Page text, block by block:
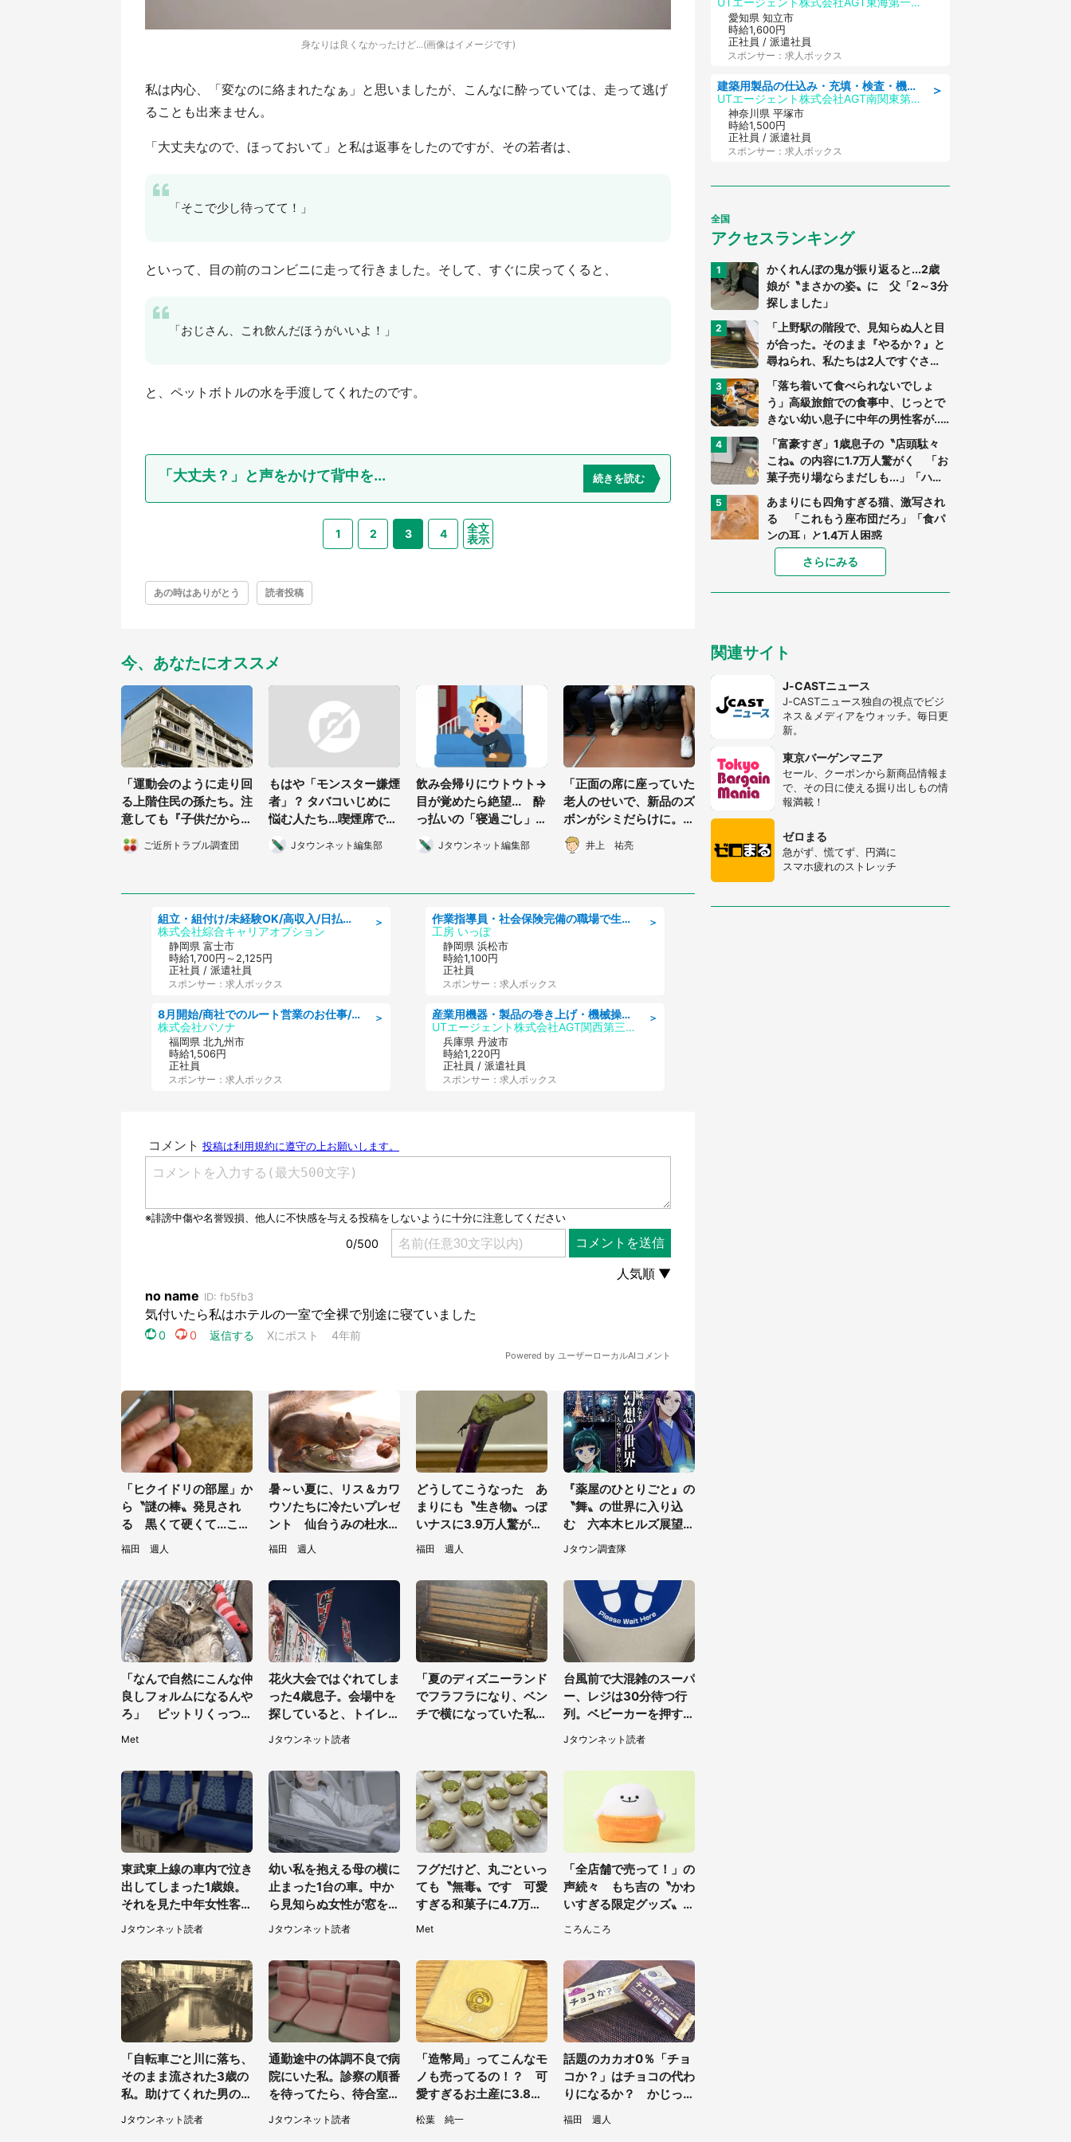
身なりは良くなかったけど...(画像はイメージです)
私は内心、「変なのに絡まれたなぁ」と思いましたが、こんなに酔っていては、走って逃げ
ることも出来ません。
「大丈夫なので、ほっておいて」と私は返事をしたのですが、その若者は、
「そこで少し待ってて！」
といって、目の前のコンビニに走って行きました。そして、すぐに戻ってくると、
「おじさん、これ飲んだほうがいいよ！」
と、ペットボトルの水を手渡してくれたのです。
「大丈夫？」と声をかけて背中を... 続きを読む
1 2 3 4
全文
表示
あの時はありがとう 読者投稿
今、あなたにオススメ
「運動会のように走り回
る上階住民の孫たち。注
意しても『子供だから仕
方がない』って、なんの
対策も取らず...」（東京
ご近所トラブル調査団
もはや「モンスター嫌煙
者」？ タバコいじめに
悩む人たち...喫煙席でも
「吸うな！許せん！」
Jタウンネット編集部
飲み会帰りにウトウト→
目が覚めたら絶望... 酔
っ払いの「寝過ごし」体
験談がハードすぎる
Jタウンネット編集部
「正面の席に座っていた
老人のせいで、新品のズ
ボンがシミだらけに。文
句を言おうとしたら別の
老人が...」（千葉県・3
井上 祐亮
＞
組立・組付け/未経験OK/高収入/日払いOK/交替制/20・30・40代活躍中
株式会社綜合キャリアオプション
静岡県 富士市
時給1,700円～2,125円
正社員 / 派遣社員
スポンサー：求人ボックス
＞
8月開始/商社でのルート営業のお仕事/即日勤務可/車通勤可/営業
株式会社パソナ
福岡県 北九州市
時給1,506円
正社員
スポンサー：求人ボックス
＞
作業指導員・社会保険完備の職場で生活支援員
工房 いっぽ
静岡県 浜松市
時給1,100円
正社員
スポンサー：求人ボックス
＞
産業用機器・製品の巻き上げ・機械操作・材料補充/寮完備/日勤/日払い/工場・製造
UTエージェント株式会社AGT関西第三CU
兵庫県 丹波市
時給1,220円
正社員 / 派遣社員
スポンサー：求人ボックス
「ヒクイドリの部屋」か
ら〝謎の棒〟発見され
る 黒くて硬くて...これ
は何？動物園に聞く
福田 週人
暑～い夏に、リス＆カワ
ウソたちに冷たいプレゼ
ント 仙台うみの杜水族
館の企画がやさしい【7
／31～8／23】
福田 週人
どうしてこうなった あ
まりにも〝生き物〟っぽ
いナスに3.9万人驚がく
「そのまま精霊馬に使え
そう」
福田 週人
『薬屋のひとりごと』の
〝舞〟の世界に入り込
む 六本木ヒルズ展望台
でコラボ、本邦初公開の
「猫猫像」も【8／1～1
Jタウン調査隊
「なんで自然にこんな仲
良しフォルムになるんや
ろ」 ピットリくっつく
Met
花火大会ではぐれてしま
った4歳息子。会場中を
探していると、トイレ前
で見知らぬ男性に（東京
都・女性）
Jタウンネット読者
「夏のディズニーランド
でフラフラになり、ベン
チで横になっていた私。
台風前で大混雑のスーパ
ー、レジは30分待つ行
列。ベビーカーを押す私
が並んでいると、前の男
性客が...
Jタウンネット読者
東武東上線の車内で泣き
出してしまった1歳娘。
それを見た中年女性客
が、私たちの最寄り駅ま
でずっと（埼玉県・30
Jタウンネット読者
幼い私を抱える母の横に
止まった1台の車。中か
ら見知らぬ女性が窓を開
けて...（東京都・40代
男性）
Jタウンネット読者
フグだけど、丸ごといっ
ても〝無毒〟です 可愛
すぎる和菓子に4.7万人
Met
「全店舗で売って！」の
声続々 もち吉の〝かわ
いすぎる限定グッズ〟に
だけ？本社に聞く
ころんころ
「自転車ごと川に落ち、
そのまま流された3歳の
私。助けてくれた男の子
が私の母に言ったの
は...」（千葉県・20代
Jタウンネット読者
通勤途中の体調不良で病
院にいた私。診察の順番
を待ってたら、待合室の
老人たちが（千葉県・5
0代男性）
Jタウンネット読者
「造幣局」ってこんなモ
ノも売ってるの！？ 可
愛すぎるお土産に3.8万
人大注目
松葉 純一
話題のカカオ0％「チョ
コか？」はチョコの代わ
りになるか？ かじった
り溶かしたりして食べて
みた
福田 週人
愛知県 知立市
時給1,600円
正社員 / 派遣社員
スポンサー：求人ボックス
＞
建築用製品の仕込み・充填・検査・機械操作/寮完備/日払い/工場・製造
UTエージェント株式会社AGT南関東第二CU
神奈川県 平塚市
時給1,500円
正社員 / 派遣社員
スポンサー：求人ボックス
全国
アクセスランキング
かくれんぼの鬼が振り返ると...2歳
娘が〝まさかの姿〟に 父「2～3分
探しました」
「上野駅の階段で、見知らぬ人と目
が合った。そのまま『やるか？』と
尋ねられ、私たちは2人ですぐさ
ま...」（茨城県・70代男性）
「落ち着いて食べられないでしょ
う」高級旅館での食事中、じっとで
きない幼い息子に中年の男性客が...
（東京都・40代男性）
「富豪すぎ」1歳息子の〝店頭駄々
こね〟の内容に1.7万人驚がく 「お
菓子売り場ならまだしも...」「ハー
あまりにも四角すぎる猫、激写され
る 「これもう座布団だろ」「食パ
ンの耳」と1.4万人困惑
家に〝デカい蛾〟が居座り続けて3
日間...ビビり続けた住人 判明した
〝まさかの正体〟に14万人も困惑
しないか、あなたはわかる？
「閉所恐怖症の私は新幹線で大パニ
ック。隣席の青年に『手を繋いで』
とお願いしたら...」 体験談に8万
人感動
梅田の地下街でベビーカーを押しつ
つ迷う私に、見知らぬおじいさんが
わざわざ声をかけてきて（兵庫県・
30代女性）
「ゾワゾワする」「本当に気持ち悪
い」 道端でバグっちゃってた〝野
生の野菜〟に6.5万人戦慄
さらにみる
関連サイト
J-CASTニュース
J-CASTニュース独自の視点でビジ
ネス＆メディアをウォッチ。毎日更
新。
東京バーゲンマニア
セール、クーポンから新商品情報ま
で、その日に使える掘り出しもの情
報満載！
ゼロまる
急がず、慌てず、円満に
スマホ疲れのストレッチ